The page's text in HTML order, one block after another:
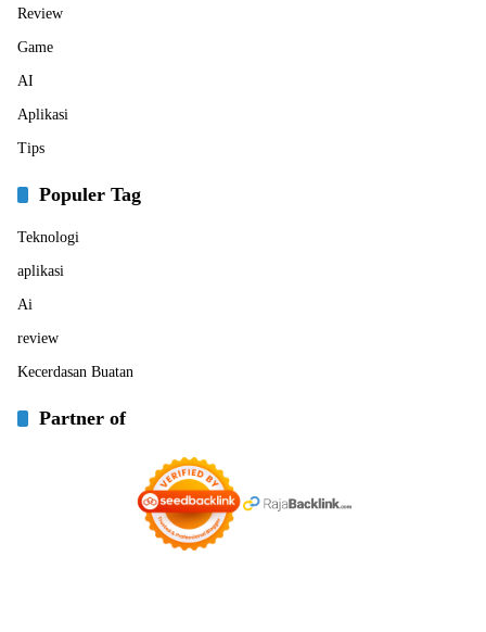
Review
Game
AI
Aplikasi
Tips
Populer Tag
Teknologi
aplikasi
Ai
review
Kecerdasan Buatan
Partner of